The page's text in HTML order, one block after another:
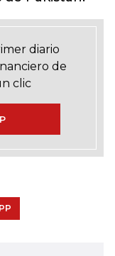
diario
de
clic